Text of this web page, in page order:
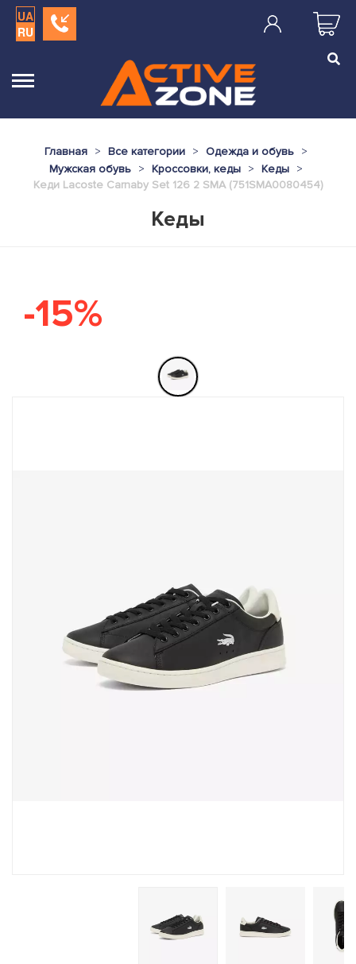
UA
RU
Главная Все категории
Одежда и обувь
Мужская обувь
Кроссовки, кеды
Кеды
Кеди Lacoste Carnaby Set 126 2 SMA (751SMA0080454)
Кеды
-15%